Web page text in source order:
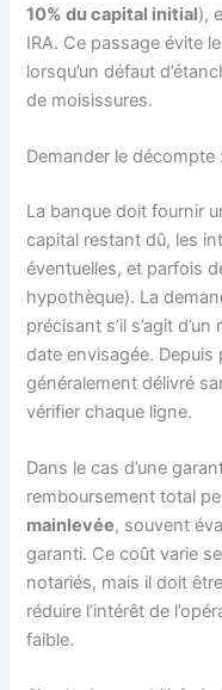
10% du capital initial),
IRA. Ce passage évite
lorsqu’un défaut
de moisissures.
Demander le
La banque doit fournir
capital restant dû, les
éventuelles, et parfois
hypothèque). La
précisant s’il s’agit
date envisagée.
généralement délivré
vérifier chaque ligne.
Dans le cas d’une
remboursement total
mainlevée, souvent
garanti. Ce coût varie
notariés, mais il doit
réduire l’intérêt de
faible.